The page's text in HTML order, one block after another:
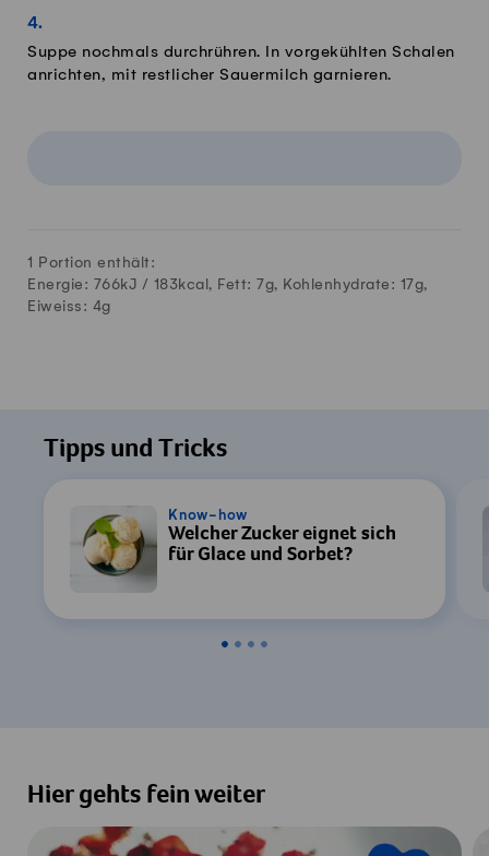
Suppe nochmals durchrühren. In vorgekühlten Schalen
anrichten, mit restlicher Sauermilch garnieren.
1 Portion enthält:
Energie: 766kJ / 183kcal, Fett: 7g, Kohlenhydrate: 17g,
Eiweiss: 4g
Tipps und Tricks
Know-how
Welcher Zucker eignet sich
für Glace und Sorbet?
Hier gehts fein weiter